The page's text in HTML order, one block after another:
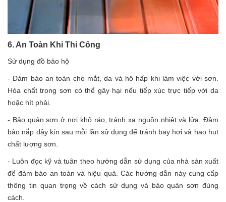
6. An Toàn Khi Thi Công
Sử dụng đồ bảo hộ
-Đảm bảo an toàn cho mắt, da và hô hấp khi làm việc với sơn.
Hóa chất trong sơn có thể gây hại nếu tiếp xúc trực tiếp với da
hoặc hít phải.
- Bảo quản sơn ở nơi khô ráo, tránh xa nguồn nhiệt và lửa. Đảm
bảo nắp đậy kín sau mỗi lần sử dụng để tránh bay hơi và hao hụt
chất lượng sơn.
- Luôn đọc kỹ và tuân theo hướng dẫn sử dụng của nhà sản xuất
để đảm bảo an toàn và hiệu quả. Các hướng dẫn này cung cấp
thông tin quan trọng về cách sử dụng và bảo quản sơn đúng
cách.